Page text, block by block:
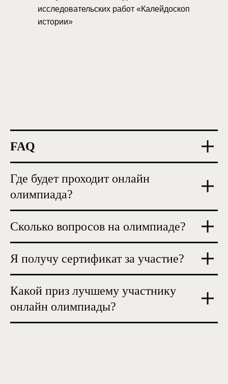
исследовательских работ «Калейдоскоп
истории»
FAQ
Где будет проходит онлайн
олимпиада?
Сколько вопросов на олимпиаде?
Я получу сертификат за участие?
Какой приз лучшему участнику
онлайн олимпиады?